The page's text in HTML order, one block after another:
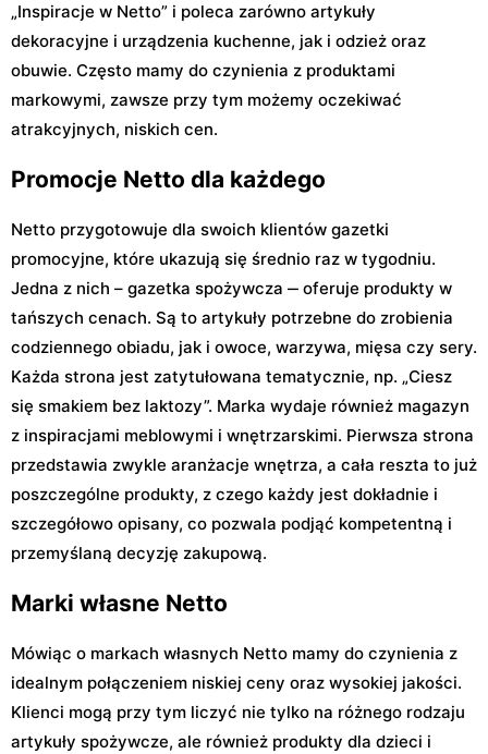
„Inspiracje w Netto” i poleca zarówno artykuły
dekoracyjne i urządzenia kuchenne, jak i odzież oraz
obuwie. Często mamy do czynienia z produktami
markowymi, zawsze przy tym możemy oczekiwać
atrakcyjnych, niskich cen.
Promocje Netto dla każdego
Netto przygotowuje dla swoich klientów gazetki
promocyjne, które ukazują się średnio raz w tygodniu.
Jedna z nich – gazetka spożywcza ‒ oferuje produkty w
tańszych cenach. Są to artykuły potrzebne do zrobienia
codziennego obiadu, jak i owoce, warzywa, mięsa czy sery.
Każda strona jest zatytułowana tematycznie, np. „Ciesz
się smakiem bez laktozy”. Marka wydaje również magazyn
z inspiracjami meblowymi i wnętrzarskimi. Pierwsza strona
przedstawia zwykle aranżacje wnętrza, a cała reszta to już
poszczególne produkty, z czego każdy jest dokładnie i
szczegółowo opisany, co pozwala podjąć kompetentną i
przemyślaną decyzję zakupową.
Marki własne Netto
Mówiąc o markach własnych Netto mamy do czynienia z
idealnym połączeniem niskiej ceny oraz wysokiej jakości.
Klienci mogą przy tym liczyć nie tylko na różnego rodzaju
artykuły spożywcze, ale również produkty dla dzieci i